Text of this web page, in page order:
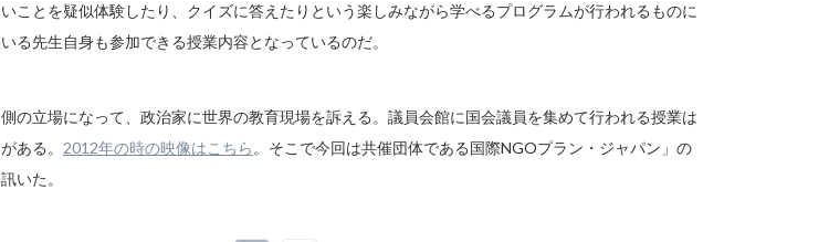
ことを疑似体験したり、クイズに答えたりという楽しみながら学べるプログラムが行われるものに
る先生自身も参加できる授業内容となっているのだ。
の立場になって、政治家に世界の教育現場を訴える。議員会館に国会議員を集めて行われる授業は
ある。 2012年の時の映像はこちら 。そこで今回は共催団体である国際NGOプラン・ジャパン」の
いた。